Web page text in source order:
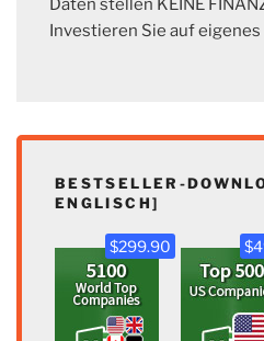
Daten stellen KEINE
Investieren Sie auf eigenes
BESTSELLER-
ENGLISCH]
$299.90